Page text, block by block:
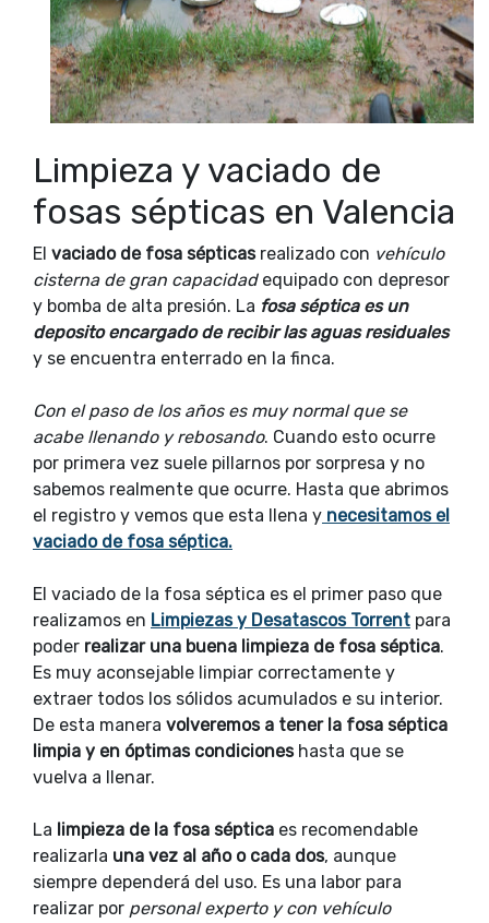
Limpieza y vaciado de
fosas sépticas en Valencia
El vaciado de fosa sépticasrealizado con vehículo
cisterna de gran capacidad equipado con depresor
y bomba de alta presión. La fosa séptica es un
deposito encargado de recibir las aguas residuales
y se encuentra enterrado en la finca.
Con el paso de los años es muy normal que se
acabe llenando y rebosando. Cuando esto ocurre
por primera vez suele pillarnos por sorpresa y no
sabemos realmente que ocurre. Hasta que abrimos
el registro y vemos que esta llena y necesitamos el
vaciado de fosa séptica.
El vaciado de la fosa séptica es el primer paso que
realizamos en Limpiezas y Desatascos Torrent para
poder realizar una buena limpieza de fosa séptica.
Es muy aconsejable limpiar correctamente y
extraer todos los sólidos acumulados e su interior.
De esta manera volveremos a tener la fosa séptica
limpia y en óptimas condicioneshasta que se
vuelva a llenar.
La limpieza de la fosa séptica es recomendable
realizarla una vez al año o cada dos, aunque
siempre dependerá del uso. Es una labor para
realizar por personal experto y con vehículo